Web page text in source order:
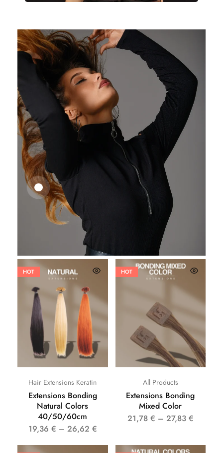
25,41 27,83
HOT
Hair Extensions Keratin
Extensions Bonding
Natural Colors
40/50/60cm
19,36 € – 26,62 €
HOT
All Products
Extensions Bonding
Mixed Color
21,78 € – 27,83 €